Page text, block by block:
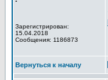
Зарегистрирован:
15.04.2018
Сообщения: 1186873
Вернуться к началу